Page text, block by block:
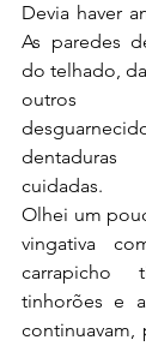
Devia haver
As paredes
do telhado,
outros
cuidadas.
Olhei um
vingativa
carrapicho
tinhorões e
continuavam,